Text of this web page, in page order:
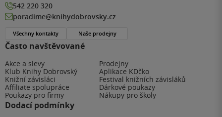
Často navštěvované
Akce a slevy
Prodejny
Klub Knihy Dobrovský
Aplikace KDčko
Knižní závisláci
Festival knižních závisláků
Affiliate spolupráce
Dárkové poukazy
Poukazy pro firmy
Nákupy pro školy
Dodací podmínky
542 220 320
poradime@knihydobrovsky.cz
Všechny kontakty Naše prodejny